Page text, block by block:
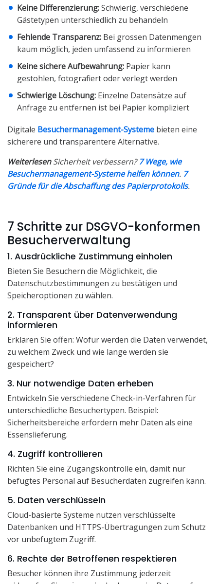
Keine Differenzierung:Schwierig, verschiedene
Gästetypen unterschiedlich zu behandeln
Fehlende Transparenz: Bei grossen Datenmengen
kaum möglich, jeden umfassend zu informieren
Keine sichere Aufbewahrung: Papier kann
gestohlen, fotografiert oder verlegt werden
Schwierige Löschung: Einzelne Datensätze auf
Anfrage zu entfernen ist bei Papier kompliziert
Digitale Besuchermanagement-Systeme bieten eine
sicherere und transparentere Alternative.
Weiterlesen Sicherheit verbessern?7 Wege, wie
Besuchermanagement-Systeme helfen können. 7
Gründe für die Abschaffung des Papierprotokolls.
7 Schritte zur DSGVO-konformen
Besucherverwaltung
1. Ausdrückliche Zustimmung einholen
Bieten Sie Besuchern die Möglichkeit, die
Datenschutzbestimmungen zu bestätigen und
Speicheroptionen zu wählen.
2. Transparent über Datenverwendung
informieren
Erklären Sie offen: Wofür werden die Daten verwendet,
zu welchem Zweck und wie lange werden sie
gespeichert?
3. Nur notwendige Daten erheben
Entwickeln Sie verschiedene Check-in-Verfahren für
unterschiedliche Besuchertypen. Beispiel:
Sicherheitsbereiche erfordern mehr Daten als eine
Essenslieferung.
4. Zugriff kontrollieren
Richten Sie eine Zugangskontrolle ein, damit nur
befugtes Personal auf Besucherdaten zugreifen kann.
5. Daten verschlüsseln
Cloud-basierte Systeme nutzen verschlüsselte
Datenbanken und HTTPS-Übertragungen zum Schutz
vor unbefugtem Zugriff.
6. Rechte der Betroffenen respektieren
Besucher können ihre Zustimmung jederzeit